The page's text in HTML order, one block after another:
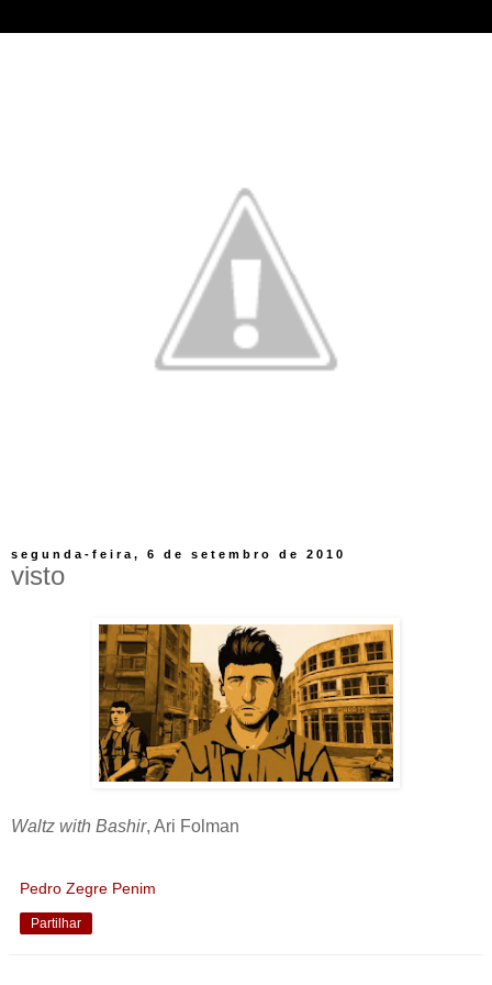
segunda-feira, 6 de setembro de 2010
visto
Waltz with Bashir, Ari Folman
Pedro Zegre Penim
Partilhar